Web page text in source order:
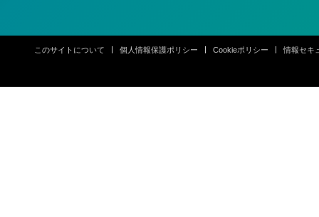
このサイトについて 個人情報保護ポリシー Cookieポリシー 情報セキ